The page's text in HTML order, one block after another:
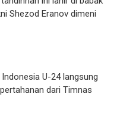
Shezod Eranov dimeni
U-24 langsung
dari Timnas